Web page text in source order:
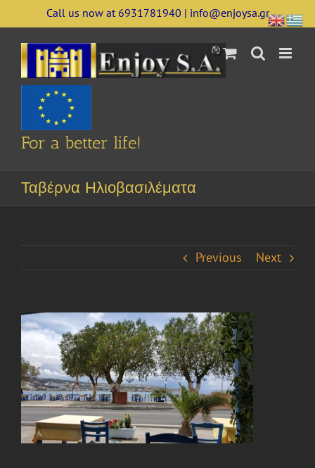
to
content
Call us now at 6931781940 | info@enjoysa.gr
For a better life!
Ταβέρνα Ηλιοβασιλέματα
Previous Next
View
Larger
Image